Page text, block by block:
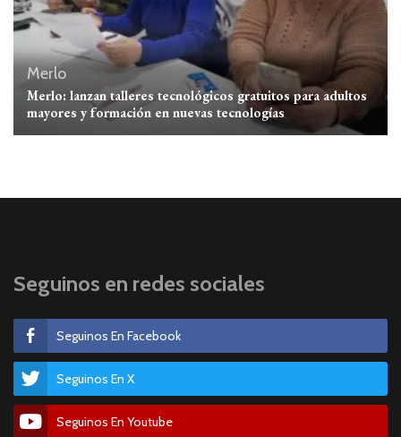
Merlo
Merlo: lanzan talleres tecnológicos gratuitos para adultos
mayores y formación en nuevas tecnologías
Seguinos en redes sociales
Seguinos En Facebook
Seguinos En X
Seguinos En Youtube